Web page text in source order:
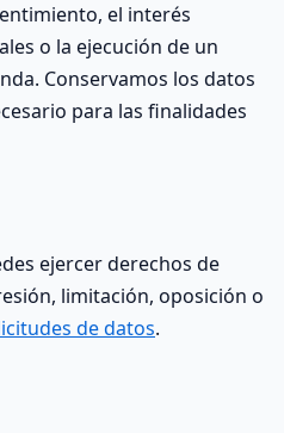
el interés
o la ejecución de un
Conservamos los datos
para las finalidades
ejercer derechos de
limitación, oposición o
de datos.